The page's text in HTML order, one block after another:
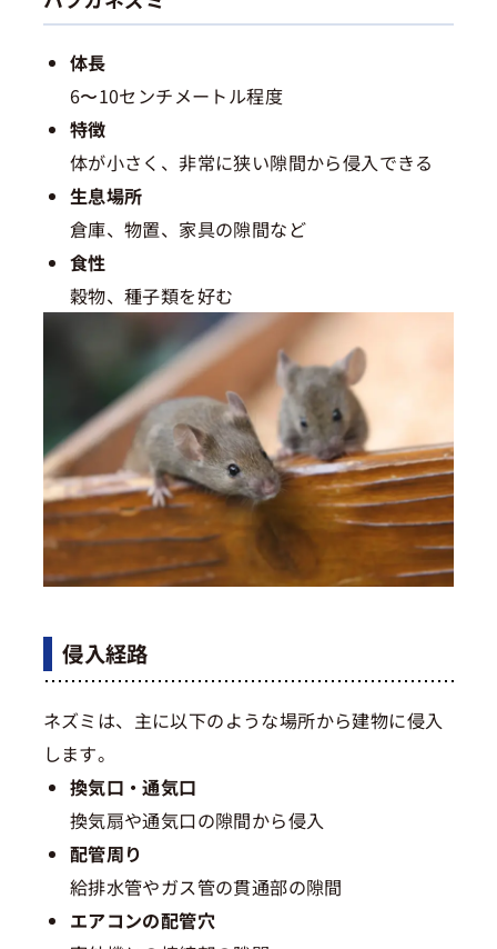
体長
6〜10センチメートル程度
特徴
体が小さく、非常に狭い隙間から侵入できる
生息場所
倉庫、物置、家具の隙間など
食性
穀物、種子類を好む
侵入経路
ネズミは、主に以下のような場所から建物に侵入
します。
換気口・通気口
換気扇や通気口の隙間から侵入
配管周り
給排水管やガス管の貫通部の隙間
エアコンの配管穴